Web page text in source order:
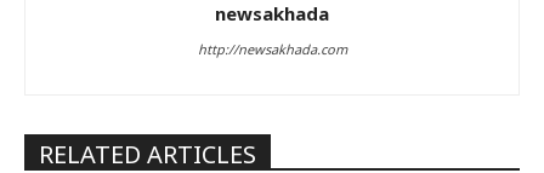
newsakhada
http://newsakhada.com
RELATED ARTICLES